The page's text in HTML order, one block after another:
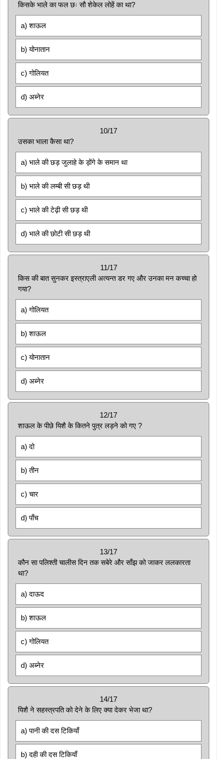
किसके भाले का फल छः सौ शेकेल लोहें का था?
a) शाऊल
b) योनातान
c) गोलियत
d) अब्नेर
10/17
उसका भाला कैसा था?
a) भाले की छड़ जुलाहे के ड़ोंगे के समान था
b) भाले की लम्बी सी छड़ थी
c) भाले की टेढ़ी सी छड़ थी
d) भाले की छोटी सी छड़ थी
11/17
किस की बात सुनकर इस्त्राएली अत्यन्त डर गए और उनका मन कच्चा हो
गया?
a) गोलियत
b) शाऊल
c) योनातान
d) अब्नेर
12/17
शाऊल के पीछे यिशै के कितने पुत्र लड़ने को गए ?
a) दो
b) तीन
c) चार
d) पाँच
13/17
कौन सा पलिश्ती चालीस दिन तक सबेरे और साँझ को जाकर ललकारता
था?
a) दाऊद
b) शाऊल
c) गोलियत
d) अब्नेर
14/17
यिशै ने सहस्त्रपति को देने के लिए क्या देकर भेजा था?
a) पानी की दस टिकियाँ
b) दही की दस टिकियाँ